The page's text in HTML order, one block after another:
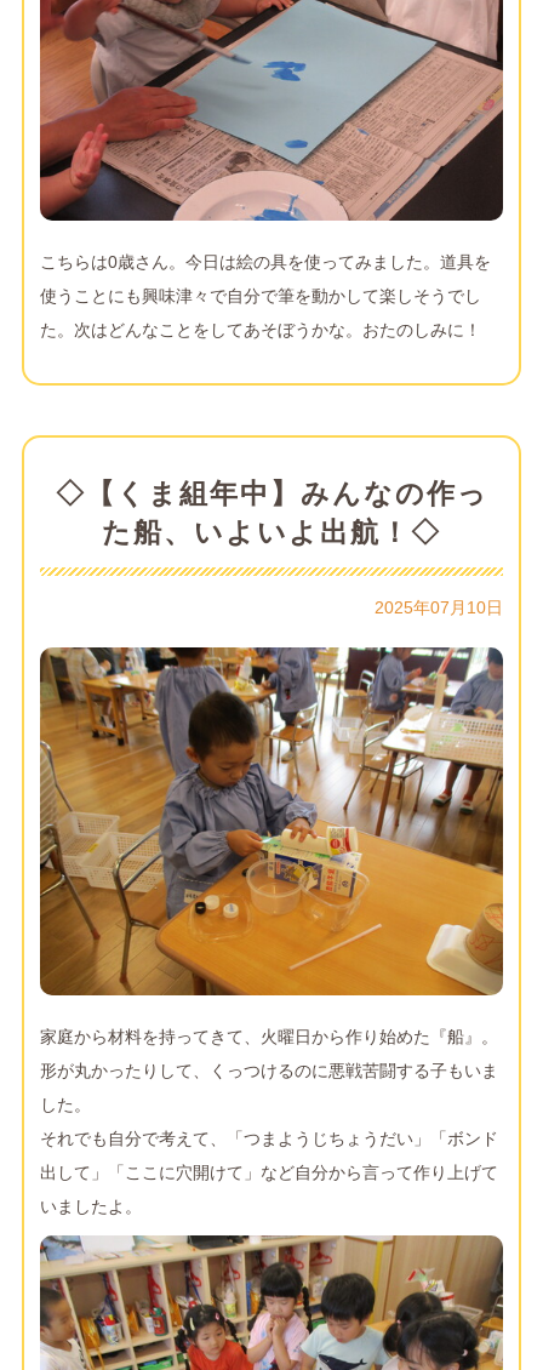
こちらは0歳さん。今日は絵の具を使ってみました。道具を
使うことにも興味津々で自分で筆を動かして楽しそうでし
た。次はどんなことをしてあそぼうかな。おたのしみに！
◇【くま組年中】みんなの作っ
た船、いよいよ出航！◇
2025年07月10日
家庭から材料を持ってきて、火曜日から作り始めた『船』。
形が丸かったりして、くっつけるのに悪戦苦闘する子もいま
した。
それでも自分で考えて、「つまようじちょうだい」「ボンド
出して」「ここに穴開けて」など自分から言って作り上げて
いましたよ。